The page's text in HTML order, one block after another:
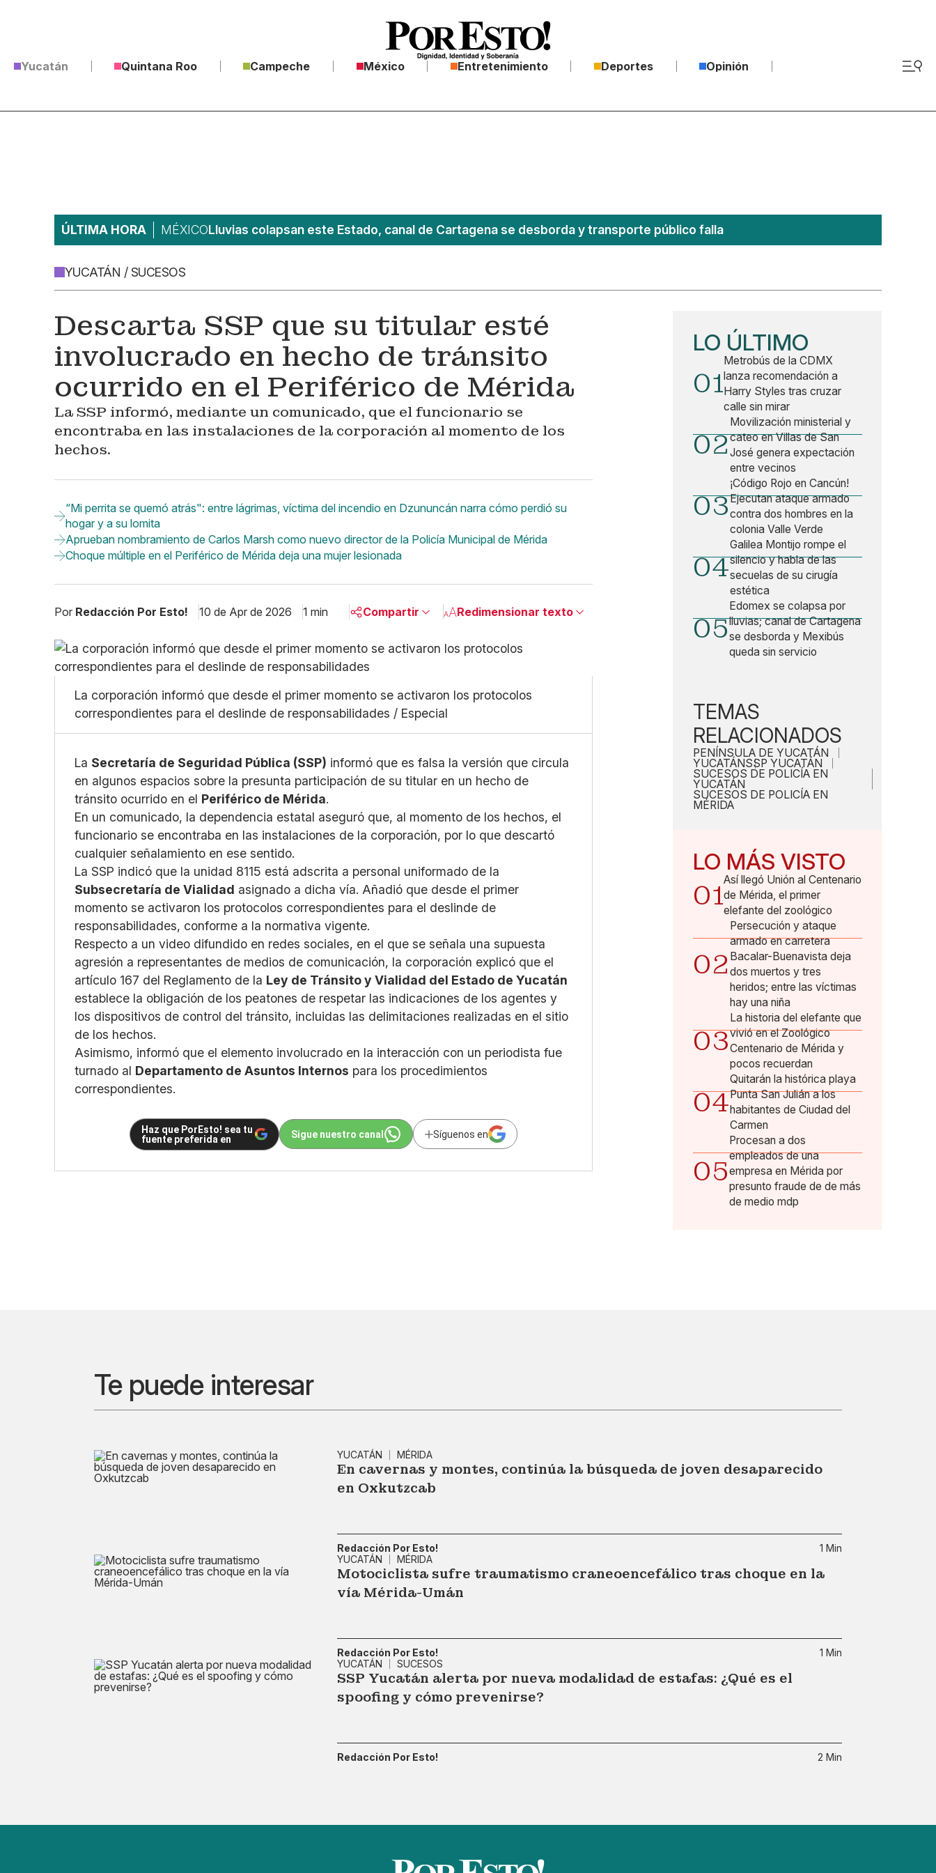
Yucatán Quintana Roo Campeche México Entretenimiento Deportes Opinión
ÚLTIMA HORA MÉXICOLluvias colapsan este Estado, canal de Cartagena se desborda y transporte público falla
YUCATÁN / SUCESOS
Descarta SSP que su titular esté
involucrado en hecho de tránsito
ocurrido en el Periférico de Mérida
La SSP informó, mediante un comunicado, que el funcionario se
encontraba en las instalaciones de la corporación al momento de los
hechos.
“Mi perrita se quemó atrás": entre lágrimas, víctima del incendio en Dzununcán narra cómo perdió su
hogar y a su lomita
Aprueban nombramiento de Carlos Marsh como nuevo director de la Policía Municipal de Mérida
Choque múltiple en el Periférico de Mérida deja una mujer lesionada
Por Redacción Por Esto! 10 de Apr de 2026 1 min Compartir
Linkedin
Whatsapp
Copiar enlace
Redimensionar texto
Pequeño
La corporación informó que desde el primer momento se activaron los protocolos
correspondientes para el deslinde de responsabilidades / Especial
La Secretaría de Seguridad Pública (SSP) informó que es falsa la versión que circula
en algunos espacios sobre la presunta participación de su titular en un hecho de
tránsito ocurrido en el Periférico de Mérida.
En un comunicado, la dependencia estatal aseguró que, al momento de los hechos, el
funcionario se encontraba en las instalaciones de la corporación, por lo que descartó
cualquier señalamiento en ese sentido.
La SSP indicó que la unidad 8115 está adscrita a personal uniformado de la
Subsecretaría de Vialidad asignado a dicha vía. Añadió que desde el primer
momento se activaron los protocolos correspondientes para el deslinde de
responsabilidades, conforme a la normativa vigente.
Respecto a un video difundido en redes sociales, en el que se señala una supuesta
agresión a representantes de medios de comunicación, la corporación explicó que el
artículo 167 del Reglamento de la Ley de Tránsito y Vialidad del Estado de Yucatán
establece la obligación de los peatones de respetar las indicaciones de los agentes y
los dispositivos de control del tránsito, incluidas las delimitaciones realizadas en el sitio
de los hechos.
Asimismo, informó que el elemento involucrado en la interacción con un periodista fue
turnado al Departamento de Asuntos Internos para los procedimientos
correspondientes.
Haz que PorEsto! sea tu
fuente preferida en
Sigue nuestro canal Síguenos en
LO ÚLTIMO
01
Metrobús de la CDMX
lanza recomendación a
Harry Styles tras cruzar
calle sin mirar
02
Movilización ministerial y
cateo en Villas de San
José genera expectación
entre vecinos
03
¡Código Rojo en Cancún!
Ejecutan ataque armado
contra dos hombres en la
colonia Valle Verde
04
Galilea Montijo rompe el
silencio y habla de las
secuelas de su cirugía
estética
05
Edomex se colapsa por
lluvias; canal de Cartagena
se desborda y Mexibús
queda sin servicio
TEMAS
RELACIONADOS
PENÍNSULA DE YUCATÁN
YUCATÁNSSP YUCATÁN
SUCESOS DE POLICÍA EN
YUCATÁN
SUCESOS DE POLICÍA EN
MÉRIDA
LO MÁS VISTO
01Así llegó Unión al Centenario
de Mérida, el primer
elefante del zoológico
02
Persecución y ataque
armado en carretera
Bacalar-Buenavista deja
dos muertos y tres
heridos; entre las víctimas
hay una niña
03
La historia del elefante que
vivió en el Zoológico
Centenario de Mérida y
pocos recuerdan
04
Quitarán la histórica playa
Punta San Julián a los
habitantes de Ciudad del
Carmen
05
Procesan a dos
empleados de una
empresa en Mérida por
presunto fraude de de más
de medio mdp
Te puede interesar
YUCATÁN MÉRIDA
En cavernas y montes, continúa la búsqueda de joven desaparecido
en Oxkutzcab
Redacción Por Esto!
1 Min
YUCATÁN
MÉRIDA
Motociclista sufre traumatismo craneoencefálico tras choque en la
vía Mérida-Umán
Redacción Por Esto!
1 Min
YUCATÁN
SUCESOS
SSP Yucatán alerta por nueva modalidad de estafas: ¿Qué es el
spoofing y cómo prevenirse?
Redacción Por Esto! 2 Min